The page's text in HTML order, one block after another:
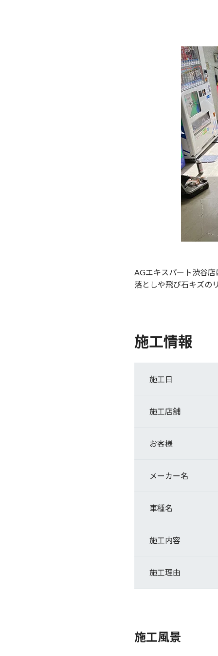
AGエキスパート渋谷
落としや飛び石キズの
施工情報
施工日
施工店舗
お客様
メーカー名
車種名
施工内容
施工理由
施工風景